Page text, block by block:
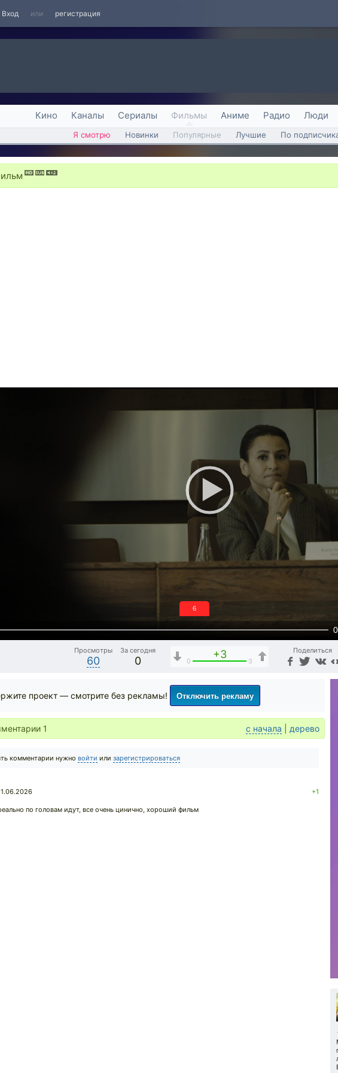
Вход или регистрация
Кино Каналы Сериалы Фильмы Аниме Радио Люди
Я смотрю Новинки Популярные Лучшие По
5
Просмотры
60
За сегодня
0
+3
0 3
Поделиться
проект — смотрите без рекламы! Отключить рекламу
1 с начала дерево
комментарии нужно войти или зарегистрироваться
+1
по головам идут, все очень цинично, хороший фильм